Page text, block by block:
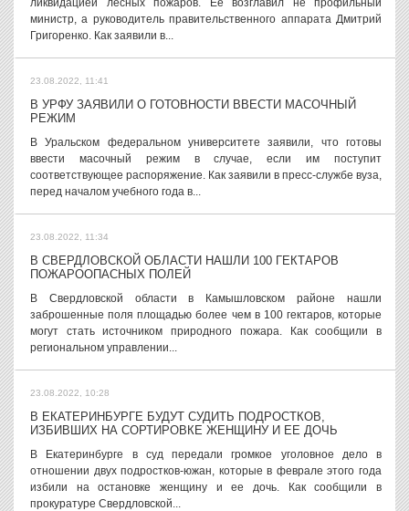
ликвидацией лесных пожаров. Ее возглавил не профильный
министр, а руководитель правительственного аппарата Дмитрий
Григоренко. Как заявили в...
23.08.2022, 11:41
В УРФУ ЗАЯВИЛИ О ГОТОВНОСТИ ВВЕСТИ МАСОЧНЫЙ
РЕЖИМ
В Уральском федеральном университете заявили, что готовы
ввести масочный режим в случае, если им поступит
соответствующее распоряжение. Как заявили в пресс-службе вуза,
перед началом учебного года в...
23.08.2022, 11:34
В СВЕРДЛОВСКОЙ ОБЛАСТИ НАШЛИ 100 ГЕКТАРОВ
ПОЖАРООПАСНЫХ ПОЛЕЙ
В Свердловской области в Камышловском районе нашли
заброшенные поля площадью более чем в 100 гектаров, которые
могут стать источником природного пожара. Как сообщили в
региональном управлении...
23.08.2022, 10:28
В ЕКАТЕРИНБУРГЕ БУДУТ СУДИТЬ ПОДРОСТКОВ,
ИЗБИВШИХ НА СОРТИРОВКЕ ЖЕНЩИНУ И ЕЕ ДОЧЬ
В Екатеринбурге в суд передали громкое уголовное дело в
отношении двух подростков-южан, которые в феврале этого года
избили на остановке женщину и ее дочь. Как сообщили в
прокуратуре Свердловской...